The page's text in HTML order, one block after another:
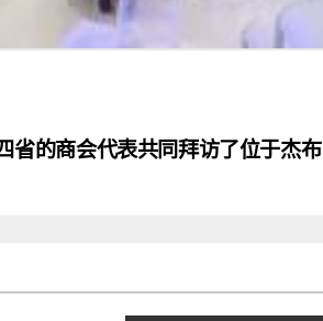
省的商会代表共同拜访了位于杰布